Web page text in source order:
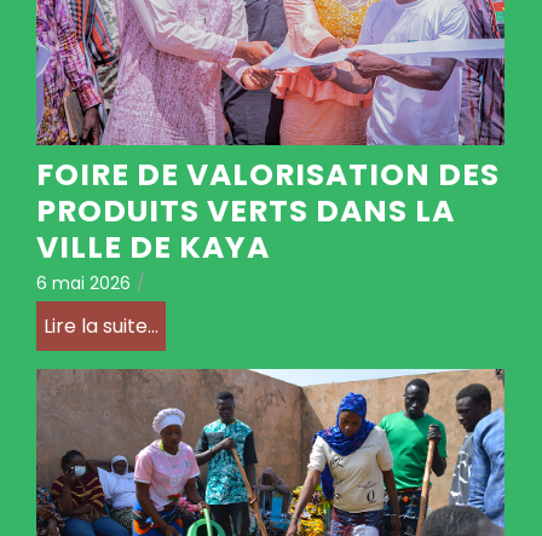
FOIRE DE VALORISATION DES
PRODUITS VERTS DANS LA
VILLE DE KAYA
6 mai 2026 /
Lire la suite...